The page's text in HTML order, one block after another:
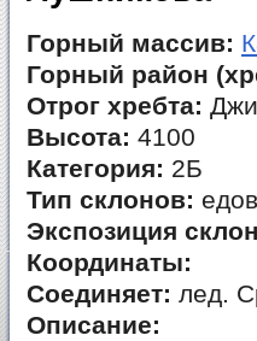
Горный массив:
Горный район
Отрог хребта:
Высота: 4100
Категория: 2Б
Тип склонов:
Экспозиция
Координаты:
Соединяет: лед.
Описание: